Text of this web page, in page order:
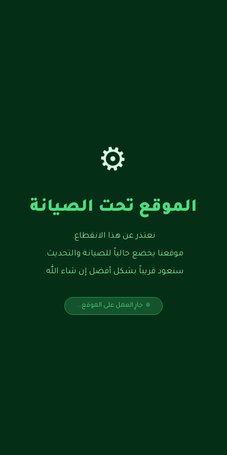
⚙️
الموقع تحت الصيانة
نعتذر عن هذا الانقطاع.
موقعنا يخضع حالياً للصيانة والتحديث.
سنعود قريباً بشكل أفضل إن شاء الله.
جارٍ العمل على الموقع...